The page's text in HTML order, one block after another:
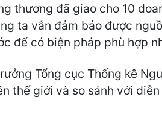
thương đã giao cho 10
ta vẫn đảm bảo được
để có biện pháp phù hợp
Tổng cục Thống kê
thế giới và so sánh với